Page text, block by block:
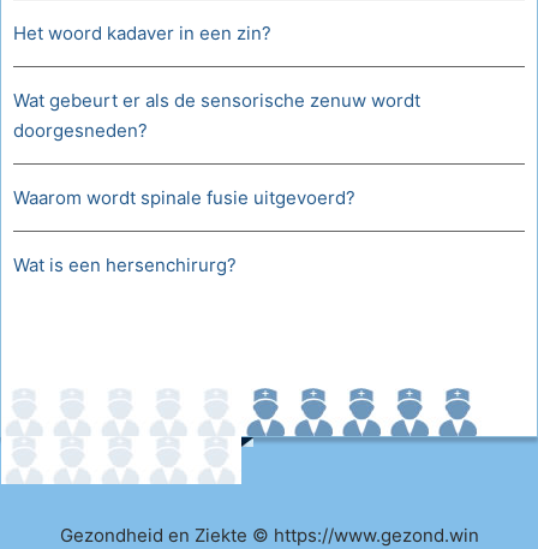
Het woord kadaver in een zin?
Wat gebeurt er als de sensorische zenuw wordt
doorgesneden?
Waarom wordt spinale fusie uitgevoerd?
Wat is een hersenchirurg?
Gezondheid en Ziekte © https://www.gezond.win